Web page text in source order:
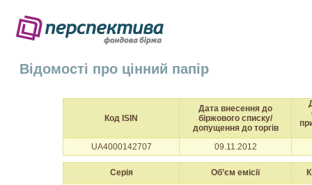
Відомості про цінний папір
Код ISIN
Дата внесення до
біржового списку/
допущення до торгів
UA4000142707 09.11.2012
Серія Об’єм емісії